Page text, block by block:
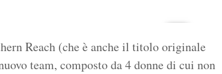
Reach (che è anche il titolo originale
team, composto da 4 donne di cui non